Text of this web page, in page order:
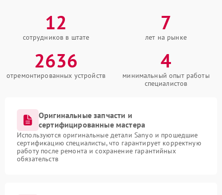
12
сотрудников в штате
7
лет на рынке
2636
отремонтированных устройств
4
минимальный опыт работы
специалистов
Оригинальные запчасти и
сертифицированные мастера
Используются оригинальные детали Sanyo и прошедшие
сертификацию специалисты, что гарантирует корректную
работу после ремонта и сохранение гарантийных
обязательств